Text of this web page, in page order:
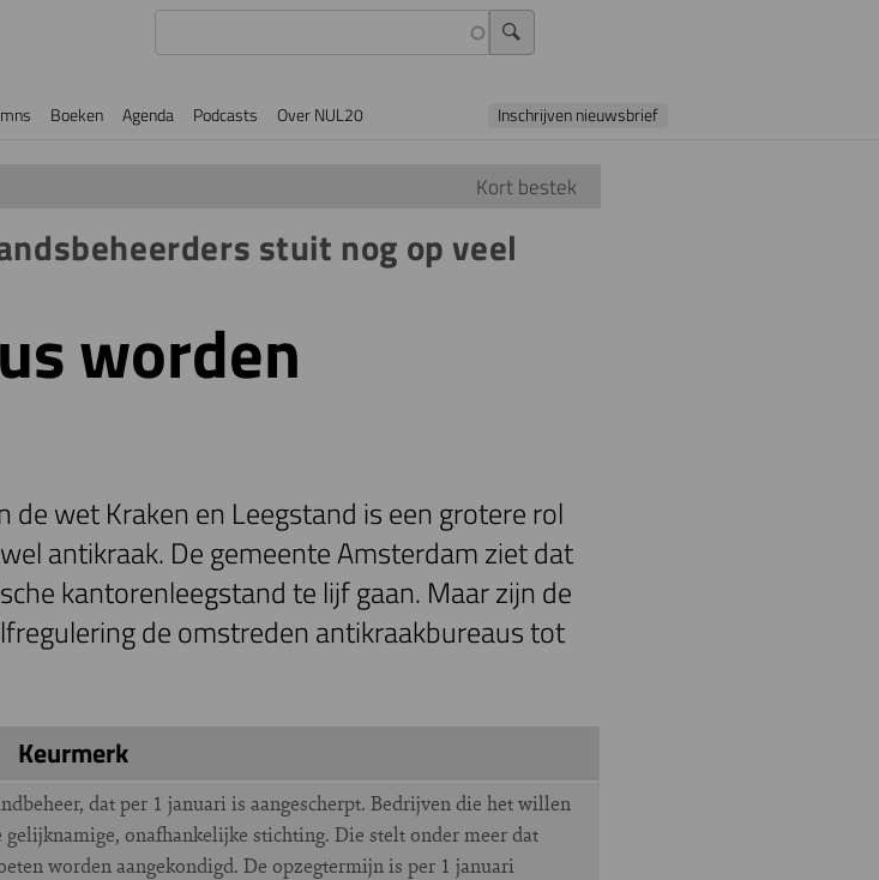
Boeken Agenda Podcasts Over NUL20 Inschrijven nieuwsbrief
Kort bestek
stuit nog op veel
worden
wet Kraken en Leegstand is een grotere rol
antikraak. De gemeente Amsterdam ziet dat
kantorenleegstand te lijf gaan. Maar zijn de
de omstreden antikraakbureaus tot
Keurmerk
dat per 1 januari is aangescherpt. Bedrijven die het willen
onafhankelijke stichting. Die stelt onder meer dat
worden aangekondigd. De opzegtermijn is per 1 januari